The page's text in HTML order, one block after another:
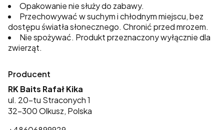
Opakowanie nie służy do zabawy.
Przechowywać w suchym i chłodnym miejscu, bez
dostępu światła słonecznego. Chronić przed mrozem.
Nie spożywać. Produkt przeznaczony wyłącznie dla
zwierząt.
Producent
RK Baits Rafał Kika
ul. 20-tu Straconych 1
32-300 Olkusz, Polska